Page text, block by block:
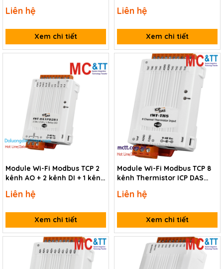
Liên hệ
Xem chi tiết
CR
Liên hệ
Xem chi tiết
Module Wi-Fi Modbus TCP 2
kênh AO + 2 kênh DI + 1 kênh
CR
Liên hệ
Xem chi tiết
Module Wi-Fi Modbus TCP 8
kênh Thermistor ICP DAS
Liên hệ
Xem chi tiết